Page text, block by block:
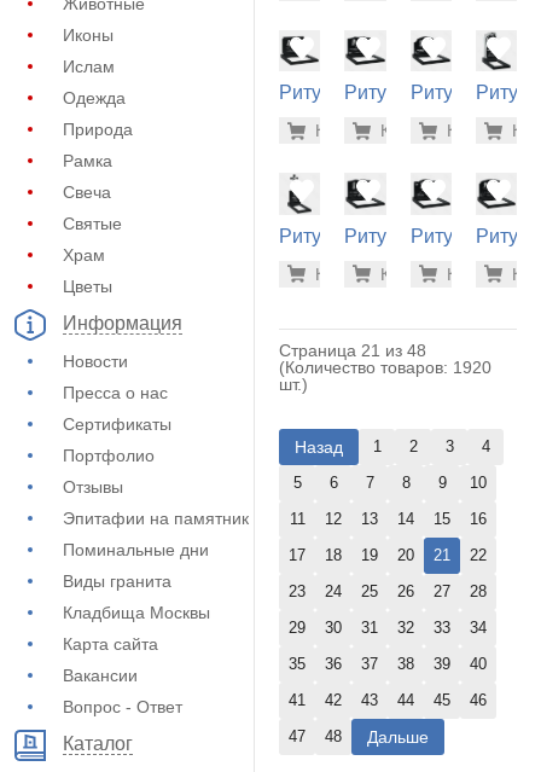
Иконы
Ислам
Одежда
Природа
Рамка
Свеча
Святые
Храм
Цветы
Информация
Новости
Пресса о нас
Сертификаты
Портфолио
Отзывы
Эпитафии на памятник
Поминальные дни
Виды гранита
Кладбища Москвы
Карта сайта
Вакансии
Вопрос - Ответ
Каталог
Ритуальный
(11-319)
-7% 41.400
Купить
Ритуальный
(11-124)
-7%
Купить
Ритуальный
(11-180)
-
Купить(10-
Ритуальный
(15-101)
-7% 41.700
Купить
Ритуальный
(11-141)
-7%
Купить
Ритуальный
(11-164)
-
Купить(11-
Страница 21 из 48
(Количество товаров: 1920
шт.)
Назад 1 2 3
4
5
6 7 8 9
10
11
12 13 14 15
16
17
18 19 20 21
22
23
24 25 26 27
28
29
30 31 32 33
34
35
36 37 38 39
40
41
42 43 44 45
46
47
48 Дальше